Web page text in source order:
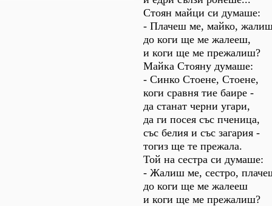
Стоян майци си думаше:
- Плачеш ме, майко,
до коги ще ме жалееш,
и коги ще ме прежалиш?
Майка Стояну думаше:
- Синко Стоене, Стоене,
коги сравня тие баире -
да станат черни угари,
да ги посея със пченица,
със белия и със загария -
тогиз ще те прежала.
Той на сестра си думаше:
- Жалиш ме, сестро,
до коги ще ме жалееш
и коги ще ме прежалиш?